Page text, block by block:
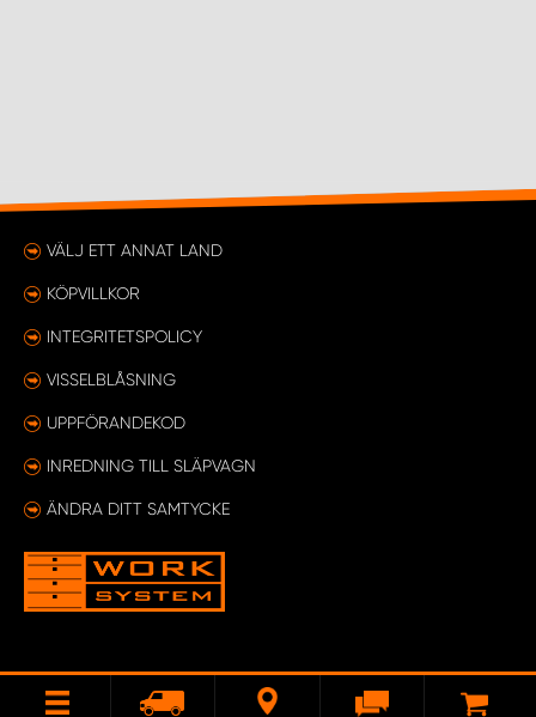
VÄLJ ETT ANNAT LAND
KÖPVILLKOR
INTEGRITETSPOLICY
VISSELBLÅSNING
UPPFÖRANDEKOD
INREDNING TILL SLÄPVAGN
ÄNDRA DITT SAMTYCKE